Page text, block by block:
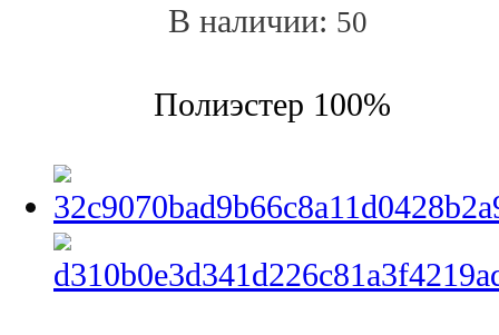
В наличии: 50
Полиэстер 100%